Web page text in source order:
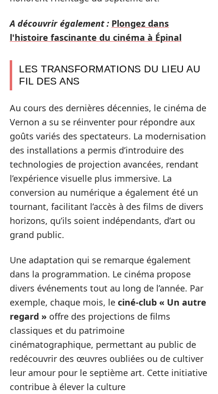
A découvrir également : Plongez dans
l'histoire fascinante du cinéma à Épinal
LES TRANSFORMATIONS DU LIEU AU
FIL DES ANS
Au cours des dernières décennies, le cinéma de
Vernon a su se réinventer pour répondre aux
goûts variés des spectateurs. La modernisation
des installations a permis d’introduire des
technologies de projection avancées, rendant
l’expérience visuelle plus immersive. La
conversion au numérique a également été un
tournant, facilitant l’accès à des films de divers
horizons, qu’ils soient indépendants, d’art ou
grand public.
Une adaptation qui se remarque également
dans la programmation. Le cinéma propose
divers événements tout au long de l’année. Par
exemple, chaque mois, le ciné-club « Un autre
regard » offre des projections de films
classiques et du patrimoine
cinématographique, permettant au public de
redécouvrir des œuvres oubliées ou de cultiver
leur amour pour le septième art. Cette initiative
contribue à élever la culture